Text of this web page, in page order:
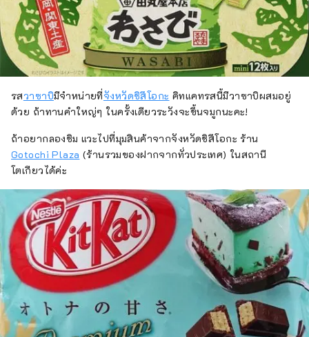
รสวาซาบิมีจำหน่ายที่จังหวัดชิสึโอกะ คิทแคทรสนี้มีวาซาบิผสมอยู่
ด้วย ถ้าทานคำใหญ่ๆ ในครั้งเดียวระวังจะขึ้นจมูกนะคะ!
ถ้าอยากลองชิม แวะไปที่มุมสินค้าจากจังหวัดชิสึโอกะ ร้าน
Gotochi Plaza (ร้านรวมของฝากจากทั่วประเทศ) ในสถานี
โตเกียวได้ค่ะ